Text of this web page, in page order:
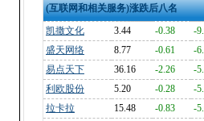
(互联网和相关服务)涨跌后八名
凯撒文化
3.44 -0.38
-
盛天网络
8.77 -0.61
-
易点天下
36.16 -2.26
-
利欧股份
5.20 -0.28
-
拉卡拉
15.48 -0.83
-